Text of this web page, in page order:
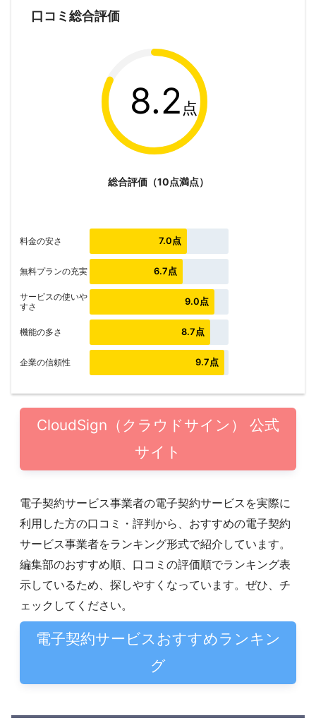
CloudSign（クラウドサイン） 公式
サイト
電子契約サービス事業者の電子契約サービスを実際に
利用した方の口コミ・評判から、おすすめの電子契約
サービス事業者をランキング形式で紹介しています。
編集部のおすすめ順、口コミの評価順でランキング表
示しているため、探しやすくなっています。ぜひ、チ
ェックしてください。
電子契約サービスおすすめランキン
グ
口コミ総合評価
8.2 点
総合評価（10点満点）
料金の安さ 7.0点
無料プランの充実 6.7点
サービスの使いや
すさ
9.0点
機能の多さ 8.7点
企業の信頼性 9.7点